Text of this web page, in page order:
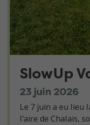
SlowUp
23 juin 2026
Le 7 juin a eu lieu
l'aire de Chalais,